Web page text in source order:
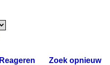
Reageren Zoek opnieuw.